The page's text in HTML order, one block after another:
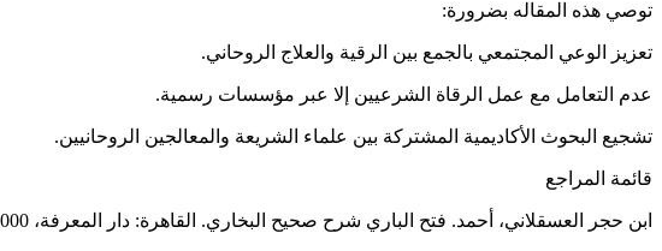
توصي هذه المقاله بضرورة:
تعزيز الوعي المجتمعي بالجمع بين الرقية والعلاج الروحاني.
عدم التعامل مع عمل الرقاة الشرعيين إلا عبر مؤسسات رسمية.
تشجيع البحوث الأكاديمية المشتركة بين علماء الشريعة والمعالجين الروحانيين.
قائمة المراجع
ابن حجر العسقلاني، أحمد. فتح الباري شرح صحيح البخاري. القاهرة: دار المعرفة، 2000.